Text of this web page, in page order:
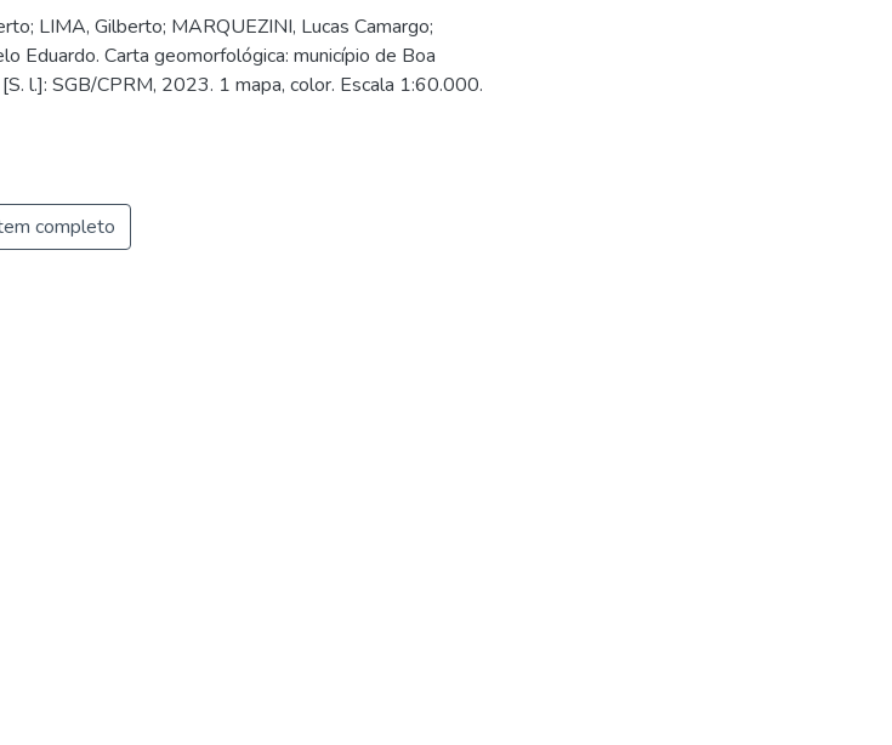
LIMA, Gilberto; MARQUEZINI, Lucas Camargo;
Eduardo. Carta geomorfológica: município de Boa
l.]: SGB/CPRM, 2023. 1 mapa, color. Escala 1:60.000.
completo